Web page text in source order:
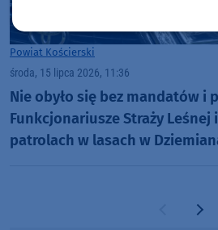
Powiat Kościerski
środa, 15 lipca 2026, 11:36
Nie obyło się bez mandatów i
Funkcjonariusze Straży Leśnej
patrolach w lasach w